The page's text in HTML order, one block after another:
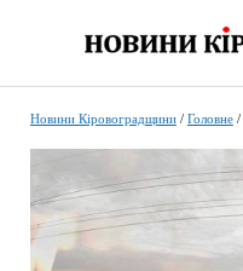
Новини Кіровоградщини/ Головне/